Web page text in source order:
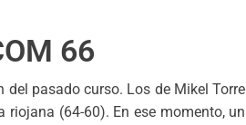
66
pasado curso. Los de Mikel Torre
(64-60). En ese momento, un